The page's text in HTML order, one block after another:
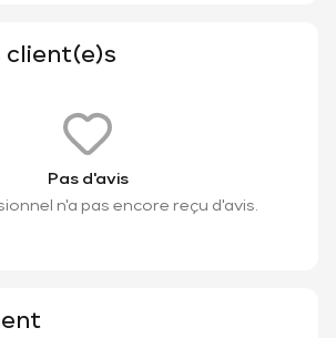
client(e)s
Pas d'avis
n'a pas encore reçu d'avis.